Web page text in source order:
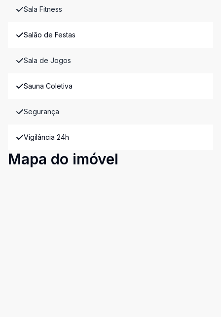
Sala Fitness
Salão de Festas
Sala de Jogos
Sauna Coletiva
Segurança
Vigilância 24h
Mapa do imóvel